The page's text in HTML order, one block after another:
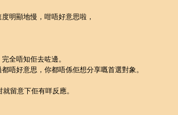
明顯地慢，咁唔好意思啦，
全唔知佢去咗邊。
唔好意思，你都唔係佢想分享嘅首選對象。
留意下佢有咩反應。